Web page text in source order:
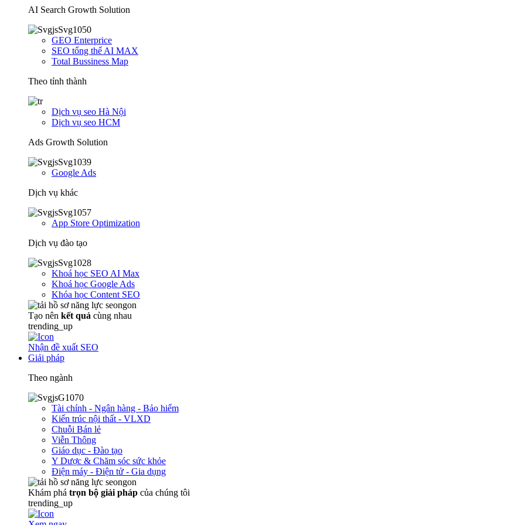
AI Search Growth Solution
GEO Enterprice
SEO tổng thể AI MAX
Total Bussiness Map
Theo tỉnh thành
Dịch vụ seo Hà Nội
Dịch vụ seo HCM
Ads Growth Solution
Google Ads
Dịch vụ khác
App Store Optimization
Dịch vụ đào tạo
Khoá học SEO AI Max
Khoá học Google Ads
Khóa học Content SEO
Tạo nên kết quả cùng nhau
trending_up
Nhận đề xuất SEO
Giải pháp
Theo ngành
Tài chính - Ngân hàng - Bảo hiểm
Kiến trúc nội thất - VLXD
Chuỗi Bán lẻ
Viễn Thông
Giáo dục - Đào tạo
Y Dược & Chăm sóc sức khỏe
Điện máy - Điện tử - Gia dụng
Khám phá trọn bộ giải pháp của chúng tôi
trending_up